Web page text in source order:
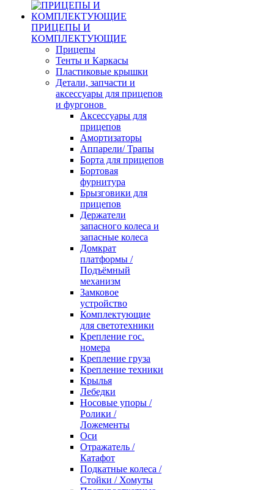
ПРИЦЕПЫ И
КОМПЛЕКТУЮЩИЕ
Прицепы
Тенты и Каркасы
Пластиковые крышки
Детали, запчасти и
аксессуары для прицепов
и фургонов
Аксессуары для
прицепов
Амортизаторы
Аппарели/ Трапы
Борта для прицепов
Бортовая
фурнитура
Брызговики для
прицепов
Держатели
запасного колеса и
запасные колеса
Домкрат
платформы /
Подъёмный
механизм
Замковое
устройство
Комплектующие
для светотехники
Крепление гос.
номера
Крепление груза
Крепление техники
Крылья
Лебедки
Носовые упоры /
Ролики /
Ложементы
Оси
Отражатель /
Катафот
Подкатные колеса /
Стойки / Хомуты